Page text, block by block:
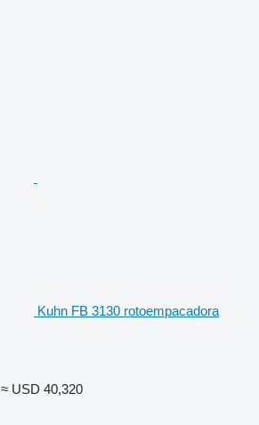
Kuhn FB 3130 rotoempacadora
≈ USD 40,320